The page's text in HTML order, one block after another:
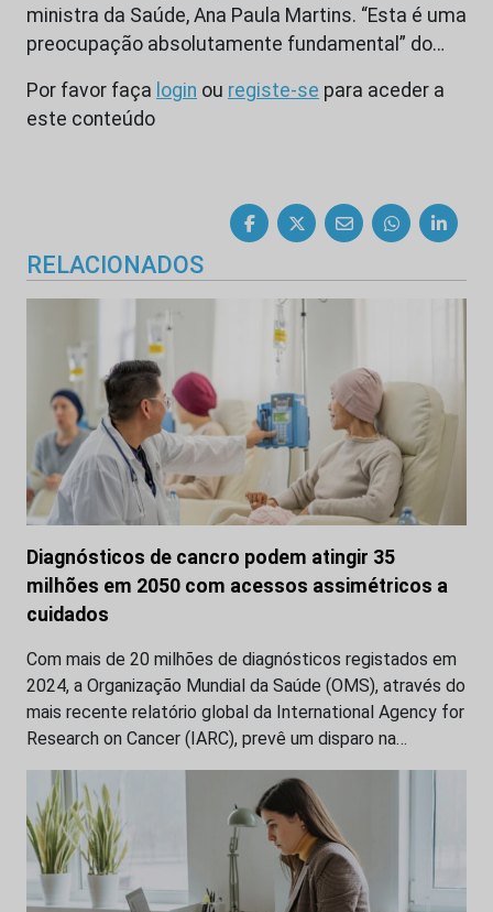
ministra da Saúde, Ana Paula Martins. “Esta é uma
preocupação absolutamente fundamental” do…
Por favor faça login ou registe-se para aceder a
este conteúdo
RELACIONADOS
Diagnósticos de cancro podem atingir 35
milhões em 2050 com acessos assimétricos a
cuidados
Com mais de 20 milhões de diagnósticos registados em
2024, a Organização Mundial da Saúde (OMS), através do
mais recente relatório global da International Agency for
Research on Cancer (IARC), prevê um disparo na…